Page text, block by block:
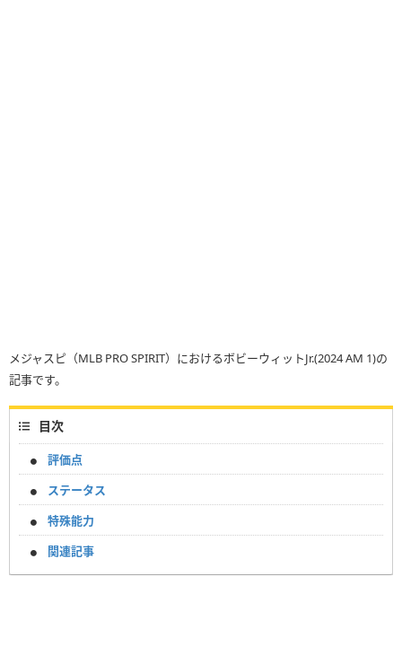
メジャスピ（MLB PRO SPIRIT）におけるボビーウィットJr.(2024 AM 1)の
記事です。
目次
評価点
ステータス
特殊能力
関連記事